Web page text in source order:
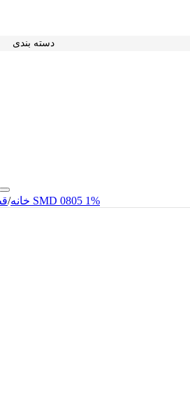
دسته بندی
خانه/ مقاومت 560 اهم SMD 0805 1%